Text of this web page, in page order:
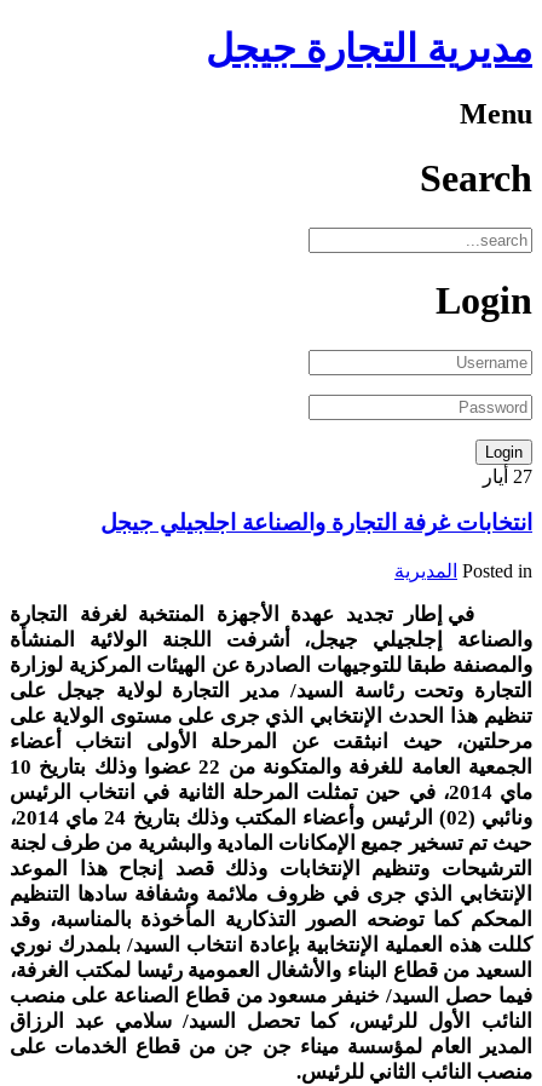
مديرية التجارة جيجل
Menu
Search
Login
27 أيار
انتخابات غرفة التجارة والصناعة اجلجيلي جيجل
Posted in المديرية
في إطار تجديد عهدة الأجهزة المنتخبة لغرفة التجارة
والصناعة إجلجيلي جيجل، أشرفت اللجنة الولائية المنشأة
والمصنفة طبقا للتوجيهات الصادرة عن الهيئات المركزية لوزارة
التجارة وتحت رئاسة السيد/ مدير التجارة لولاية جيجل على
تنظيم هذا الحدث الإنتخابي الذي جرى على مستوى الولاية على
مرحلتين، حيث انبثقت عن المرحلة الأولى انتخاب أعضاء
الجمعية العامة للغرفة والمتكونة من 22 عضوا وذلك بتاريخ 10
ماي 2014، في حين تمثلت المرحلة الثانية في انتخاب الرئيس
ونائبي (02) الرئيس وأعضاء المكتب وذلك بتاريخ 24 ماي 2014،
حيث تم تسخير جميع الإمكانات المادية والبشرية من طرف لجنة
الترشيحات وتنظيم الإنتخابات وذلك قصد إنجاح هذا الموعد
الإنتخابي الذي جرى في ظروف ملائمة وشفافة سادها التنظيم
المحكم كما توضحه الصور التذكارية المأخوذة بالمناسبة، وقد
كللت هذه العملية الإنتخابية بإعادة انتخاب السيد/ بلمدرك نوري
السعيد من قطاع البناء والأشغال العمومية رئيسا لمكتب الغرفة،
فيما حصل السيد/ خنيفر مسعود من قطاع الصناعة على منصب
النائب الأول للرئيس، كما تحصل السيد/ سلامي عبد الرزاق
المدير العام لمؤسسة ميناء جن جن من قطاع الخدمات على
منصب النائب الثاني للرئيس.